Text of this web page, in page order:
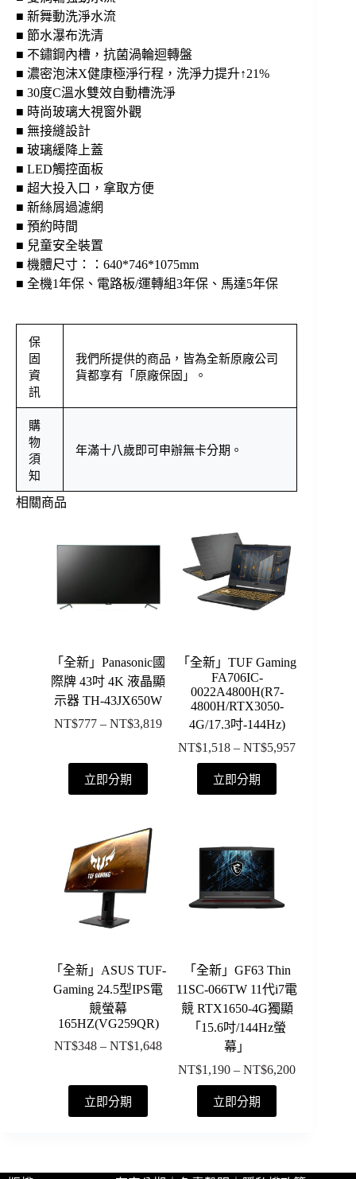
■ 新舞動洗淨水流
■ 節水瀑布洗清
■ 不鏽鋼內槽，抗菌渦輪迴轉盤
■ 濃密泡沫X健康極淨行程，洗淨力提升↑21%
■ 30度C溫水雙效自動槽洗淨
■ 時尚玻璃大視窗外觀
■ 無接縫設計
■ 玻璃緩降上蓋
■ LED觸控面板
■ 超大投入口，拿取方便
■ 新絲屑過濾網
■ 預約時間
■ 兒童安全裝置
■ 機體尺寸：：640*746*1075mm
■ 全機1年保、電路板/運轉組3年保、馬達5年保
保
固
資
訊
我們所提供的商品，皆為全新原廠公司
貨都享有「原廠保固」。
購
物
須
知
年滿十八歲即可申辦無卡分期。
相關商品
「全新」Panasonic國
際牌 43吋 4K 液晶顯
示器 TH-43JX650W
NT$777 – NT$3,819價
NT$777
立即分期
此
產
多
種
款
式。
可
產
品
頁
面
選
項
「全新」TUF Gaming
FA706IC-
0022A4800H(R7-
4800H/RTX3050-
4G/17.3吋-144Hz)
NT$1,518 – NT$5,957
立即分期
此
產
多
種
款
式。
產
品
頁
面
選
選
項
「全新」ASUS TUF-
Gaming 24.5型IPS電
競螢幕
165HZ(VG259QR)
NT$348 – NT$1,648價
NT$348
立即分期
此
產
多
「全新」GF63 Thin
11SC-066TW 11代i7電
競 RTX1650-4G獨顯
「15.6吋/144Hz螢
幕」
NT$1,190 – NT$6,200價
立即分期
此
產
多